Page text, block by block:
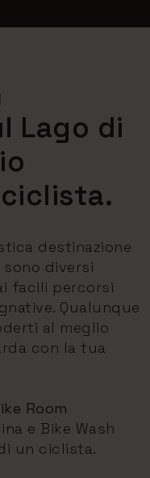
Lago di
destinazione
diversi
facili percorsi
Qualunque
al meglio
con la tua
Room
e Bike Wash
un ciclista.